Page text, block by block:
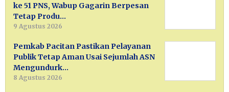
ke 51 PNS, Wabup Gagarin Berpesan
Tetap Produ…
9 Agustus 2026
Pemkab Pacitan Pastikan Pelayanan
Publik Tetap Aman Usai Sejumlah ASN
Mengundurk…
8 Agustus 2026